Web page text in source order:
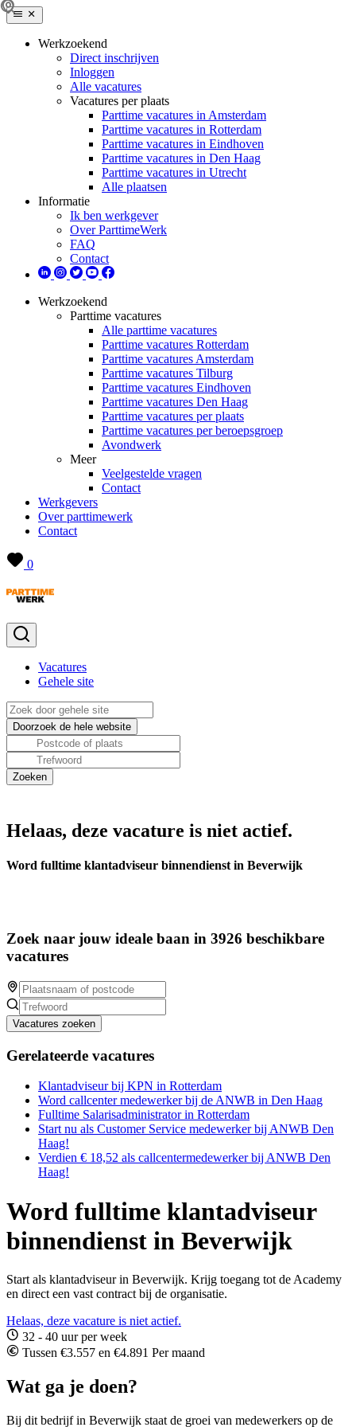
Werkzoekend
Direct inschrijven
Inloggen
Alle vacatures
Vacatures per plaats
Parttime vacatures in Amsterdam
Parttime vacatures in Rotterdam
Parttime vacatures in Eindhoven
Parttime vacatures in Den Haag
Parttime vacatures in Utrecht
Alle plaatsen
Informatie
Ik ben werkgever
Over ParttimeWerk
FAQ
Contact
Werkzoekend
Parttime vacatures
Alle parttime vacatures
Parttime vacatures Rotterdam
Parttime vacatures Amsterdam
Parttime vacatures Tilburg
Parttime vacatures Eindhoven
Parttime vacatures Den Haag
Parttime vacatures per plaats
Parttime vacatures per beroepsgroep
Avondwerk
Meer
Veelgestelde vragen
Contact
Werkgevers
Over parttimewerk
Contact
0
Vacatures
Gehele site
Helaas, deze vacature is niet actief.
Word fulltime klantadviseur binnendienst in Beverwijk
Zoek naar jouw ideale baan in 3926 beschikbare
vacatures
Vacatures zoeken
Gerelateerde vacatures
Klantadviseur bij KPN in Rotterdam
Word callcenter medewerker bij de ANWB in Den Haag
Fulltime Salarisadministrator in Rotterdam
Start nu als Customer Service medewerker bij ANWB Den
Haag!
Verdien € 18,52 als callcentermedewerker bij ANWB Den
Haag!
Word fulltime klantadviseur
binnendienst in Beverwijk
Start als klantadviseur in Beverwijk. Krijg toegang tot de Academy
en direct een vast contract bij de organisatie.
Helaas, deze vacature is niet actief.
32 - 40 uur per week
Tussen €3.557 en €4.891 Per maand
Wat ga je doen?
Bij dit bedrijf in Beverwijk staat de groei van medewerkers op de